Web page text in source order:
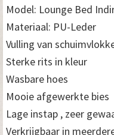
Model: Lounge Bed
Materiaal: PU-Leder
Vulling van
Sterke rits in kleur
Wasbare hoes
Mooie afgewerkte bies
Lage instap , zeer
Verkrijgbaar in